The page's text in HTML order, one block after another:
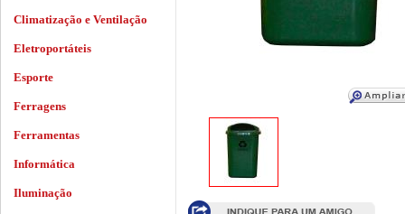
Climatização e Ventilação
Eletroportáteis
Esporte
Ferragens
Ferramentas
Informática
Iluminação